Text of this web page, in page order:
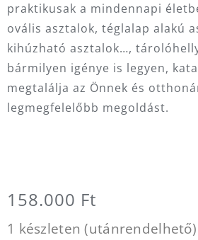
praktikusak a mindennapi
ovális asztalok, téglalap alakú
kihúzható asztalok…,
bármilyen igénye is legyen,
megtalálja az Önnek és
legmegfelelőbb megoldást.
158.000 Ft
1 készleten (utánrendelhető)